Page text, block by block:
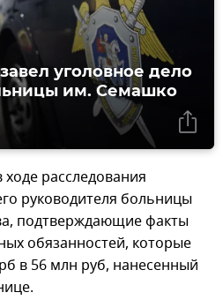
уголовное дело
им. Семашко
расследования
руководителя больницы
подтверждающие факты
обязанностей, которые
в 56 млн руб, нанесенный